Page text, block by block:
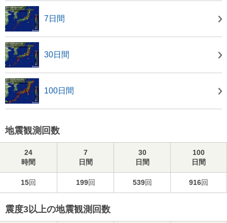
7日間
30日間
100日間
地震観測回数
24
時間
7
日間
30
日間
100
日間
15回 199回 539回 916回
震度3以上の地震観測回数